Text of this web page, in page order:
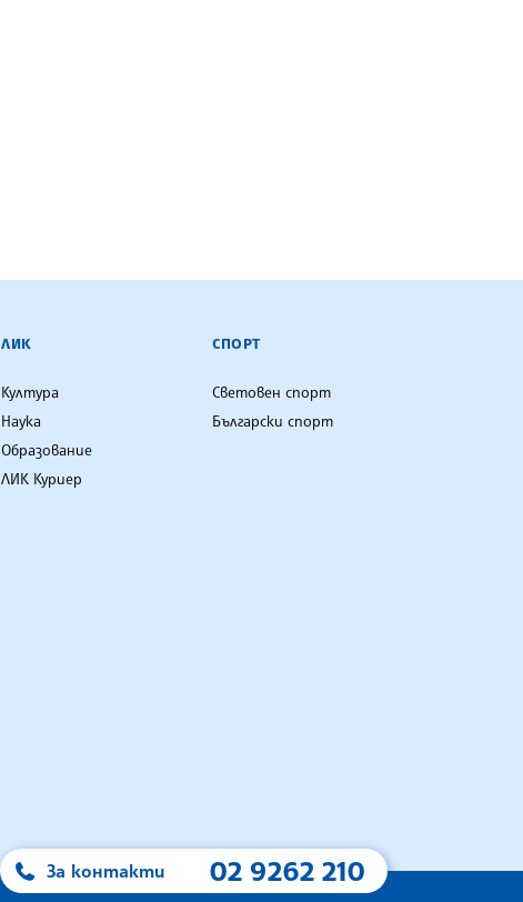
ЛИК
Култура
Наука
Образование
ЛИК Куриер
СПОРТ
Световен спорт
Български спорт
За контакти 02 9262 210